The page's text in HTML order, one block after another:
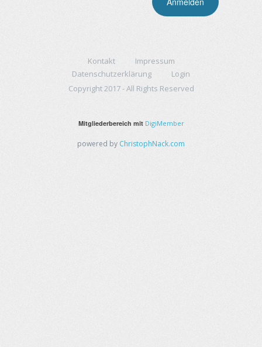
Kontakt
Impressum
Datenschutzerklärung
Login
Copyright 2017 - All Rights Reserved
Mitgliederbereich mit DigiMember
powered by ChristophNack.com